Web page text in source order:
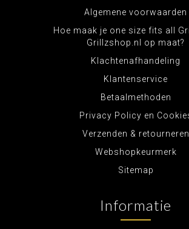
Algemene voorwaarden
Hoe maak je one size fits all
Grillzshop.nl op maat?
Klachtenafhandeling
Klantenservice
Betaalmethoden
Privacy Policy en
Verzenden & retourneren
Webshopkeurmerk
Sitemap
Informatie